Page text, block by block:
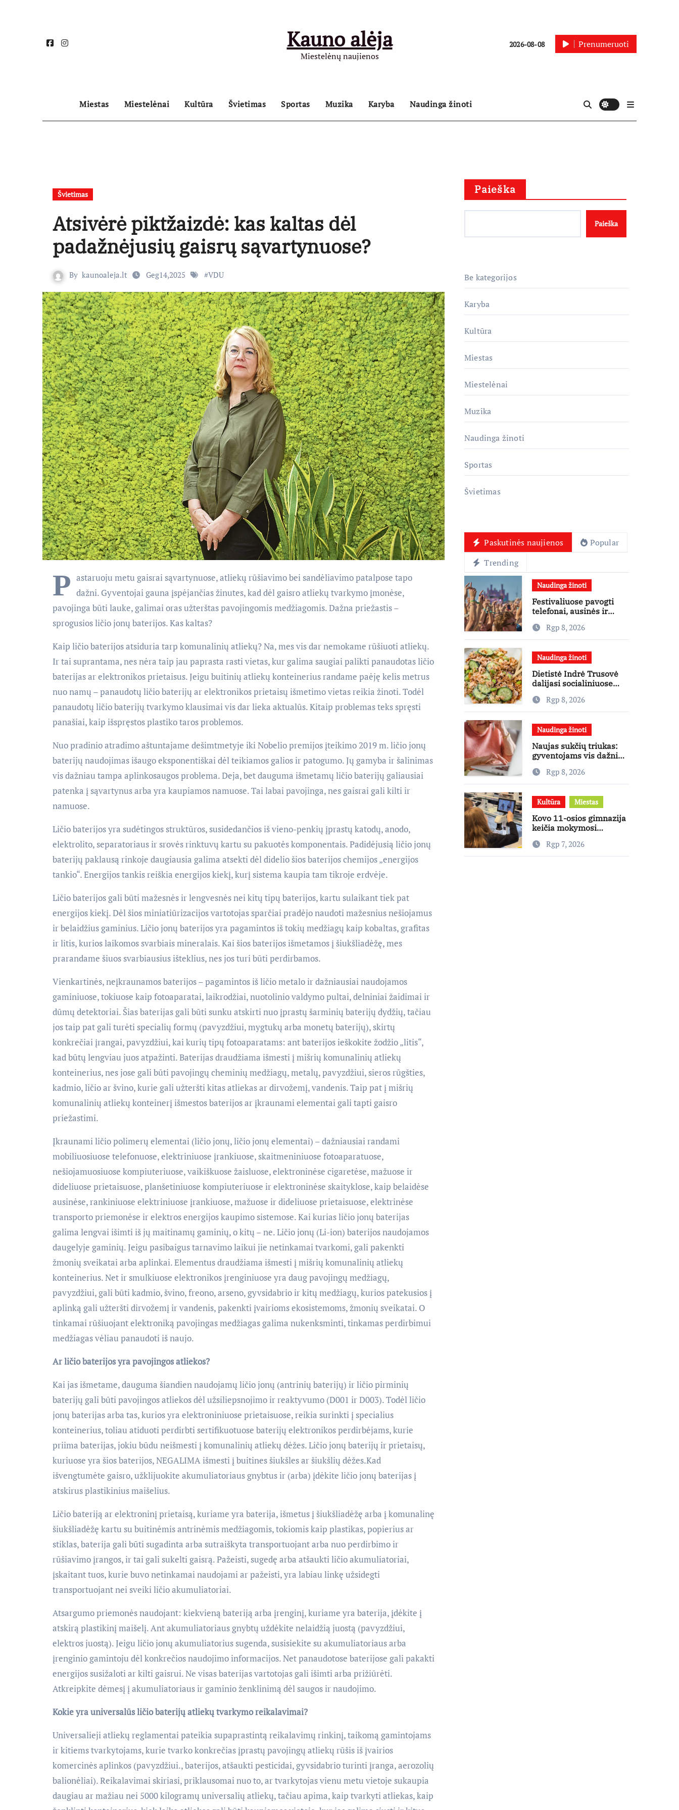
Kauno alėja
Miestelėnų naujienos
2026-08-08 Prenumeruoti
Miestas Miestelėnai Kultūra Švietimas Sportas Muzika Karyba Naudinga žinoti
Švietimas
Atsivėrė piktžaizdė: kas kaltas dėl
padažnėjusių gaisrų sąvartynuose?
By kaunoaleja.lt Geg14,2025 #VDU
P astaruoju metu gaisrai sąvartynuose, atliekų rūšiavimo bei sandėliavimo patalpose tapo
dažni. Gyventojai gauna įspėjančias žinutes, kad dėl gaisro atliekų tvarkymo įmonėse,
pavojinga būti lauke, galimai oras užterštas pavojingomis medžiagomis. Dažna priežastis –
sprogusios ličio jonų baterijos. Kas kaltas?
Kaip ličio baterijos atsiduria tarp komunalinių atliekų? Na, mes vis dar nemokame rūšiuoti atliekų.
Ir tai suprantama, nes nėra taip jau paprasta rasti vietas, kur galima saugiai palikti panaudotas ličio
baterijas ar elektronikos prietaisus. Jeigu buitinių atliekų konteinerius randame paėję kelis metrus
nuo namų – panaudotų ličio baterijų ar elektronikos prietaisų išmetimo vietas reikia žinoti. Todėl
panaudotų ličio baterijų tvarkymo klausimai vis dar lieka aktualūs. Kitaip problemas teks spręsti
panašiai, kaip išspręstos plastiko taros problemos.
Nuo pradinio atradimo aštuntajame dešimtmetyje iki Nobelio premijos įteikimo 2019 m. ličio jonų
baterijų naudojimas išaugo eksponentiškai dėl teikiamos galios ir patogumo. Jų gamyba ir šalinimas
vis dažniau tampa aplinkosaugos problema. Deja, bet dauguma išmetamų ličio baterijų galiausiai
patenka į sąvartynus arba yra kaupiamos namuose. Tai labai pavojinga, nes gaisrai gali kilti ir
namuose.
Ličio baterijos yra sudėtingos struktūros, susidedančios iš vieno-penkių įprastų katodų, anodo,
elektrolito, separatoriaus ir srovės rinktuvų kartu su pakuotės komponentais. Padidėjusią ličio jonų
baterijų paklausą rinkoje daugiausia galima atsekti dėl didelio šios baterijos chemijos „energijos
tankio“. Energijos tankis reiškia energijos kiekį, kurį sistema kaupia tam tikroje erdvėje.
Ličio baterijos gali būti mažesnės ir lengvesnės nei kitų tipų baterijos, kartu sulaikant tiek pat
energijos kiekį. Dėl šios miniatiūrizacijos vartotojas sparčiai pradėjo naudoti mažesnius nešiojamus
ir belaidžius gaminius. Ličio jonų baterijos yra pagamintos iš tokių medžiagų kaip kobaltas, grafitas
ir litis, kurios laikomos svarbiais mineralais. Kai šios baterijos išmetamos į šiukšliadėžę, mes
prarandame šiuos svarbiausius išteklius, nes jos turi būti perdirbamos.
Vienkartinės, neįkraunamos baterijos – pagamintos iš ličio metalo ir dažniausiai naudojamos
gaminiuose, tokiuose kaip fotoaparatai, laikrodžiai, nuotolinio valdymo pultai, delniniai žaidimai ir
dūmų detektoriai. Šias baterijas gali būti sunku atskirti nuo įprastų šarminių baterijų dydžių, tačiau
jos taip pat gali turėti specialių formų (pavyzdžiui, mygtukų arba monetų baterijų), skirtų
konkrečiai įrangai, pavyzdžiui, kai kurių tipų fotoaparatams: ant baterijos ieškokite žodžio „litis“,
kad būtų lengviau juos atpažinti. Baterijas draudžiama išmesti į mišrių komunalinių atliekų
konteinerius, nes jose gali būti pavojingų cheminių medžiagų, metalų, pavyzdžiui, sieros rūgšties,
kadmio, ličio ar švino, kurie gali užteršti kitas atliekas ar dirvožemį, vandenis. Taip pat į mišrių
komunalinių atliekų konteinerį išmestos baterijos ar įkraunami elementai gali tapti gaisro
priežastimi.
Įkraunami ličio polimerų elementai (ličio jonų, ličio jonų elementai) – dažniausiai randami
mobiliuosiuose telefonuose, elektriniuose įrankiuose, skaitmeniniuose fotoaparatuose,
nešiojamuosiuose kompiuteriuose, vaikiškuose žaisluose, elektroninėse cigaretėse, mažuose ir
dideliuose prietaisuose, planšetiniuose kompiuteriuose ir elektroninėse skaityklose, kaip belaidėse
ausinėse, rankiniuose elektriniuose įrankiuose, mažuose ir dideliuose prietaisuose, elektrinėse
transporto priemonėse ir elektros energijos kaupimo sistemose. Kai kurias ličio jonų baterijas
galima lengvai išimti iš jų maitinamų gaminių, o kitų – ne. Ličio jonų (Li-ion) baterijos naudojamos
daugelyje gaminių. Jeigu pasibaigus tarnavimo laikui jie netinkamai tvarkomi, gali pakenkti
žmonių sveikatai arba aplinkai. Elementus draudžiama išmesti į mišrių komunalinių atliekų
konteinerius. Net ir smulkiuose elektronikos įrenginiuose yra daug pavojingų medžiagų,
pavyzdžiui, gali būti kadmio, švino, freono, arseno, gyvsidabrio ir kitų medžiagų, kurios patekusios į
aplinką gali užteršti dirvožemį ir vandenis, pakenkti įvairioms ekosistemoms, žmonių sveikatai. O
tinkamai rūšiuojant elektroniką pavojingas medžiagas galima nukenksminti, tinkamas perdirbimui
medžiagas vėliau panaudoti iš naujo.
Ar ličio baterijos yra pavojingos atliekos?
Kai jas išmetame, dauguma šiandien naudojamų ličio jonų (antrinių baterijų) ir ličio pirminių
baterijų gali būti pavojingos atliekos dėl užsiliepsnojimo ir reaktyvumo (D001 ir D003). Todėl ličio
jonų baterijas arba tas, kurios yra elektroniniuose prietaisuose, reikia surinkti į specialius
konteinerius, toliau atiduoti perdirbti sertifikuotuose baterijų elektronikos perdirbėjams, kurie
priima baterijas, jokiu būdu neišmesti į komunalinių atliekų dėžes. Ličio jonų baterijų ir prietaisų,
kuriuose yra šios baterijos, NEGALIMA išmesti į buitines šiukšles ar šiukšlių dėžes.Kad
išvengtumėte gaisro, užklijuokite akumuliatoriaus gnybtus ir (arba) įdėkite ličio jonų baterijas į
atskirus plastikinius maišelius.
Ličio bateriją ar elektroninį prietaisą, kuriame yra baterija, išmetus į šiukšliadėžę arba į komunalinę
šiukšliadėžę kartu su buitinėmis antrinėmis medžiagomis, tokiomis kaip plastikas, popierius ar
stiklas, baterija gali būti sugadinta arba sutraiškyta transportuojant arba nuo perdirbimo ir
rūšiavimo įrangos, ir tai gali sukelti gaisrą. Pažeisti, sugedę arba atšaukti ličio akumuliatoriai,
įskaitant tuos, kurie buvo netinkamai naudojami ar pažeisti, yra labiau linkę užsidegti
transportuojant nei sveiki ličio akumuliatoriai.
Atsargumo priemonės naudojant: kiekvieną bateriją arba įrenginį, kuriame yra baterija, įdėkite į
atskirą plastikinį maišelį. Ant akumuliatoriaus gnybtų uždėkite nelaidžią juostą (pavyzdžiui,
elektros juostą). Jeigu ličio jonų akumuliatorius sugenda, susisiekite su akumuliatoriaus arba
įrenginio gamintoju dėl konkrečios naudojimo informacijos. Net panaudotose baterijose gali pakakti
energijos susižaloti ar kilti gaisrui. Ne visas baterijas vartotojas gali išimti arba prižiūrėti.
Atkreipkite dėmesį į akumuliatoriaus ir gaminio ženklinimą dėl saugos ir naudojimo.
Kokie yra universalūs ličio baterijų atliekų tvarkymo reikalavimai?
Universalieji atliekų reglamentai pateikia supaprastintą reikalavimų rinkinį, taikomą gamintojams
ir kitiems tvarkytojams, kurie tvarko konkrečias įprastų pavojingų atliekų rūšis iš įvairios
komercinės aplinkos (pavyzdžiui., baterijos, atšaukti pesticidai, gyvsidabrio turinti įranga, aerozolių
balionėliai). Reikalavimai skiriasi, priklausomai nuo to, ar tvarkytojas vienu metu vietoje sukaupia
daugiau ar mažiau nei 5000 kilogramų universalių atliekų, tačiau apima, kaip tvarkyti atliekas, kaip
Paieška
Paieška
Be kategorijos
Karyba
Kultūra
Miestas
Miestelėnai
Muzika
Naudinga žinoti
Sportas
Švietimas
Paskutinės naujienos
Popular
Trending
Naudinga žinoti
Festivaliuose pavogti
telefonai, ausinės ir
primena apie
didžiausias finansines
rizikas
Rgp 8, 2026
Naudinga žinoti
Dietistė Indrė Trusovė
dalijasi socialiniuose
išpopuliarėjusiu lašišos
salotų receptu
Rgp 8, 2026
Naudinga žinoti
Naujas sukčių triukas:
gyventojams vis dažniau
Rgp 8, 2026
Kultūra Miestas
Kovo 11-osios gimnazija
keičia mokymosi
kaupimo – prie jų
supratimo ir taikymo
Rgp 7, 2026